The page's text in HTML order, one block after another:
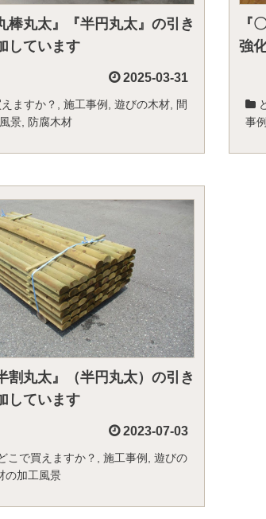
棒丸太』『半円丸太』の引き
しています
2025-03-31
ますか？ 施工事例 遊びの木材
間
景 防腐木材
『
強
事例
割丸太』（半円丸太）の引き
しています
2023-07-03
こで買えますか？ 施工事例
遊びの
の加工風景